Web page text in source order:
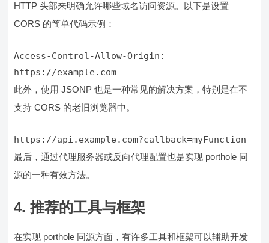
HTTP 头部来明确允许哪些域名访问资源。以下是设置
CORS 的简单代码示例：
Access-Control-Allow-Origin:
https://example.com
此外，使用 JSONP 也是一种常见的解决方案，特别是在不
支持 CORS 的老旧浏览器中。
https://api.example.com?callback=myFunction
最后，通过代理服务器或反向代理配置也是实现 porthole 同
源的一种有效方法。
4. 推荐的工具与框架
在实现 porthole 同源方面，有许多工具和框架可以辅助开发